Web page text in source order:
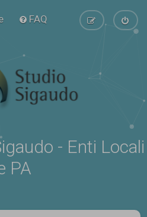
FAQ
- Enti Locali
PA